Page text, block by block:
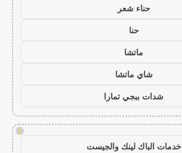
حناء شعر
حنا
ماتشا
شاي ماتشا
شدات ببجي تمارا
!
خدمات الباك لينك والجيست